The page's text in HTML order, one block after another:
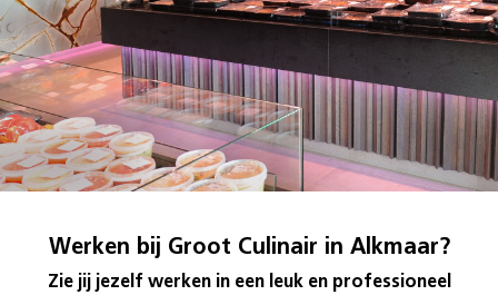
Werken bij Groot Culinair in Alkmaar?
Zie jij jezelf werken in een leuk en professioneel